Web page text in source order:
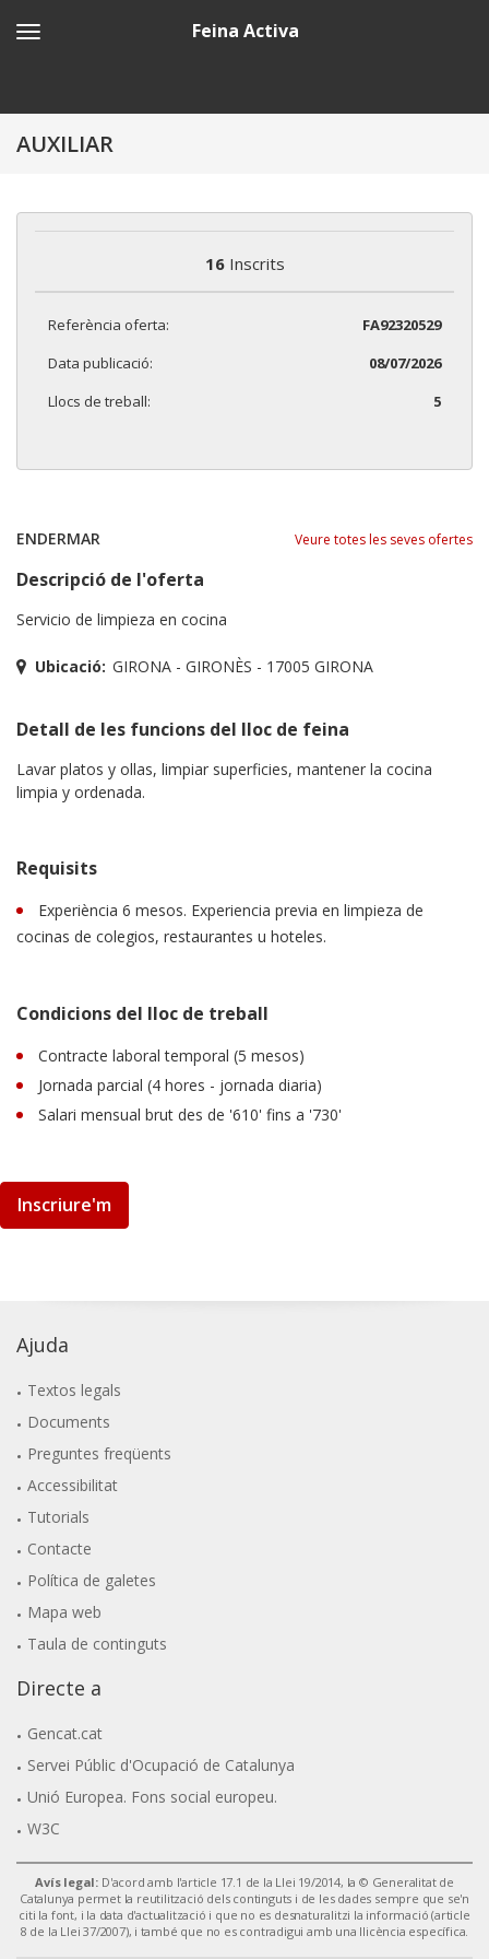
Feina Activa
AUXILIAR
16Inscrits
Referència oferta:
FA92320529
Data publicació:
08/07/2026
Llocs de treball:
5
ENDERMAR Veure totes les seves ofertes
Descripció de l'oferta
Servicio de limpieza en cocina
Ubicació: GIRONA - GIRONÈS - 17005 GIRONA
Detall de les funcions del lloc de feina
Lavar platos y ollas, limpiar superficies, mantener la cocina
limpia y ordenada.
Requisits
Experiència 6 mesos. Experiencia previa en limpieza de
cocinas de colegios, restaurantes u hoteles.
Condicions del lloc de treball
Contracte laboral temporal (5 mesos)
Jornada parcial (4 hores - jornada diaria)
Salari mensual brut des de '610' fins a '730'
Inscriure'm
Ajuda
Textos legals
Documents
Preguntes freqüents
Accessibilitat
Tutorials
Contacte
Política de galetes
Mapa web
Taula de continguts
Directe a
Gencat.cat
Servei Públic d'Ocupació de Catalunya
Unió Europea. Fons social europeu.
W3C
Avís legal: D'acord amb l'article 17.1 de la Llei 19/2014, la © Generalitat de
Catalunya permet la reutilització dels continguts i de les dades sempre que se'n
citi la font, i la data d'actualització i que no es desnaturalitzi la informació (article
8 de la Llei 37/2007), i també que no es contradigui amb una llicència específica.